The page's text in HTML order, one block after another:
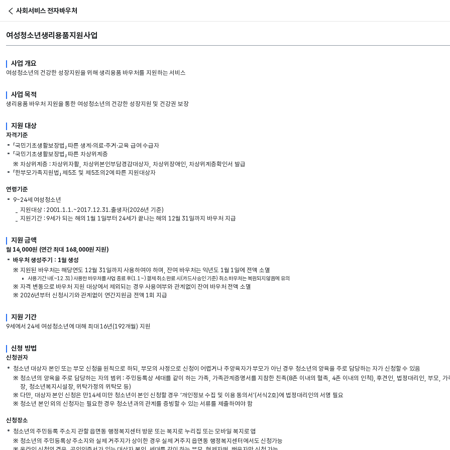
이전사회서비스 전자바우처
여성청소년생리용품지원사업
사업 개요
여성청소년의 건강한 성장지원을 위해 생리용품 바우처를 지원하는 서비스
사업 목적
생리용품 바우처 지원을 통한 여성청소년의 건강한 성장지원 및 건강권 보장
지원 대상
자격기준
「국민기초생활보장법」 따른 생계·의료·주거·교육 급여 수급자
「국민기초생활보장법」 따른 차상위계층
※ 차상위계층 : 차상위자활, 차상위본인부담경감대상자, 차상위장애인, 차상위계층확인서 발급
「한부모가족지원법」 제5조 및 제5조의2에 따른 지원대상자
연령기준
9~24세 여성청소년
지원대상 : 2001.1.1.~2017.12.31.출생자(2026년 기준)
지원기간 : 9세가 되는 해의 1월 1일부터 24세가 끝나는 해의 12월 31일까지 바우처 지급
지원 금액
월 14,000원 (연간 최대 168,000원 지원)
바우처 생성주기 : 1월 생성
※ 지원된 바우처는 해당연도 12월 31일까지 사용하여야 하며, 잔여 바우처는 익년도 1월 1일에 전액 소멸
사용 기간 내(~12.31) 사용한 바우처를 사업 종료 후(1.1~) 결제 취소 완료 시(카드사 승인 기준) 취소 바우처는 복원되지 않음에 유의
※ 자격 변동으로 바우처 지원 대상에서 제외되는 경우 사용여부와 관계없이 잔여 바우처 전액 소멸
※ 2026년부터 신청시기와 관계없이 연간지원금 전액 1회 지급
지원 기간
9세에서 24세 여성청소년에 대해 최대 16년(192개월) 지원
신청 방법
신청권자
청소년 대상자 본인 또는 부모 신청을 원칙으로 하되, 부모의 사정으로 신청이 어렵거나 주양육자가 부모가 아닌 경우 청소년의 양육을 주로 담당하는 자가 신청할 수 있음
※ 청소년의 양육을 주로 담당하는 자의 범위 : 주민등록상 세대를 같이 하는 가족, 가족관계증명서를 지참한 친족(8촌 이내의 혈족, 4촌 이내의 인척), 후견인, 법정대리인, 부모,
장, 청소년복지시설장, 위탁가정의 위탁모 등)
※ 다만, 대상자 본인 신청은 만14세 미만 청소년이 본인 신청할 경우 ‘개인정보 수집 및 이용 동의서’(서식2호)에 법정대리인의 서명 필요
※ 청소년 본인 외의 신청자는 필요한 경우 청소년과의 관계를 증빙할 수 있는 서류를 제출하여야 함
신청장소
청소년의 주민등록 주소지 관할 읍면동 행정복지센터 방문 또는 복지로 누리집 또는 모바일 복지로 앱
※ 청소년의 주민등록상 주소지와 실제 거주지가 상이한 경우 실제 거주지 읍면동 행정복지센터에서도 신청가능